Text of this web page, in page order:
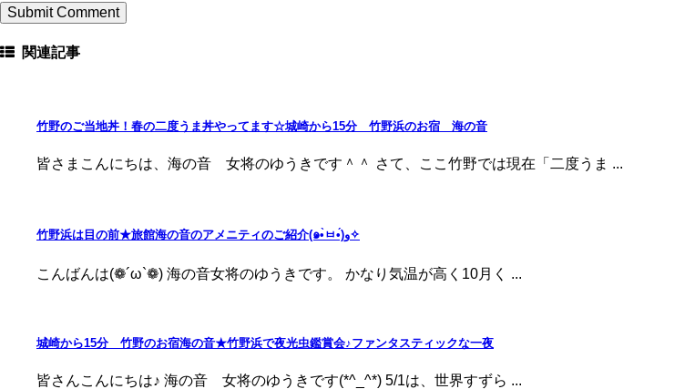
関連記事
竹野のご当地丼！春の二度うま丼やってます☆城崎から15分 竹野浜のお宿 海の音
皆さまこんにちは、海の音 女将のゆうきです＾＾ さて、ここ竹野では現在「二度うま ...
竹野浜は目の前★旅館海の音のアメニティのご紹介(๑•̀ㅂ•́)و✧
こんばんは(❁︎´ω`❁︎) 海の音女将のゆうきです。 かなり気温が高く10月く ...
城崎から15分 竹野のお宿海の音★竹野浜で夜光虫鑑賞会♪ファンタスティックな一夜
皆さんこんにちは♪ 海の音 女将のゆうきです(*^_^*) 5/1は、世界すずら ...